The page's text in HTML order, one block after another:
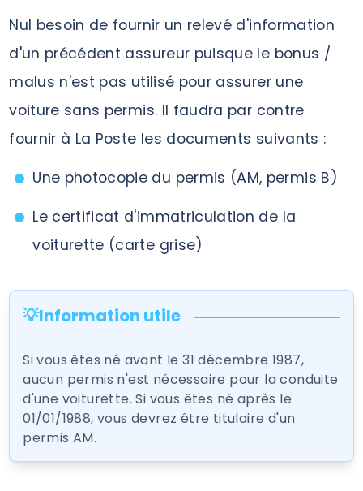
Nul besoin de fournir un relevé d'information
d'un précédent assureur puisque le bonus /
malus n'est pas utilisé pour assurer une
voiture sans permis. Il faudra par contre
fournir à La Poste les documents suivants :
Une photocopie du permis (AM, permis B)
Le certificat d'immatriculation de la
voiturette (carte grise)
💡Information utile
Si vous êtes né avant le 31 décembre 1987,
aucun permis n'est nécessaire pour la conduite
d'une voiturette. Si vous êtes né après le
01/01/1988, vous devrez être titulaire d'un
permis AM.